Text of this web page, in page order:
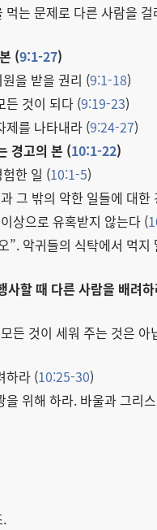
는 문제로 다른 사람을 걸
(9:1-27)
을 받을 권리 (9:1-18)
든 것이 되다 (9:19-23)
제를 나타내라 (9:24-27)
경고의 본 (10:1-22)
한 일 (10:1-5)
그 밖의 악한 일들에 대한
상으로 유혹받지 않는다 (
”. 악귀들의 식탁에서 먹지
사할 때 다른 사람을 배려
든 것이 세워 주는 것은 아
하라 (10:25-30)
을 위해 하라. 바울과 그리
.